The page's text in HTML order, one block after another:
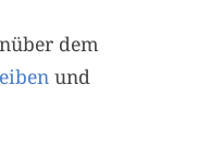
dem
und